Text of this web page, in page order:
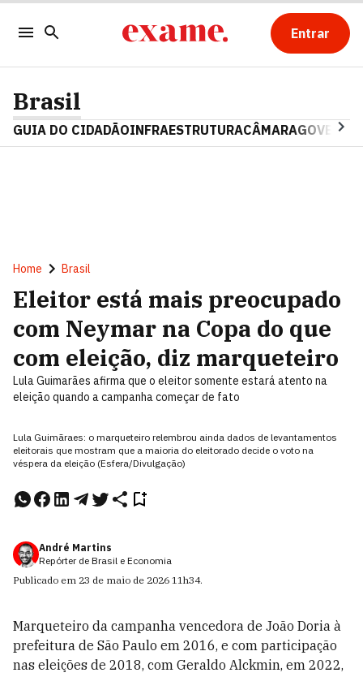
Entrar
Brasil
GUIA DO CIDADÃOINFRAESTRUTURACÂMARAGOVERNO
Home Brasil
Eleitor está mais preocupado
com Neymar na Copa do que
com eleição, diz marqueteiro
Lula Guimarães afirma que o eleitor somente estará atento na
eleição quando a campanha começar de fato
Lula Guimãraes: o marqueteiro relembrou ainda dados de levantamentos
eleitorais que mostram que a maioria do eleitorado decide o voto na
véspera da eleição (Esfera/Divulgação)
André Martins
Repórter de Brasil e Economia
Publicado em 23 de maio de 2026 11h34.
Marqueteiro da campanha vencedora de João Doria à
prefeitura de São Paulo em 2016, e com participação
nas eleições de 2018, com Geraldo Alckmin, em 2022,